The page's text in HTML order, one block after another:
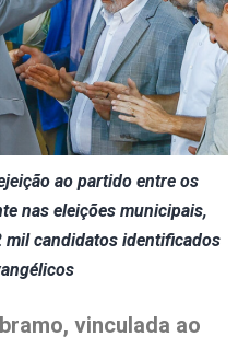
ao partido entre os
nas eleições municipais,
mil candidatos identificados
vinculada ao